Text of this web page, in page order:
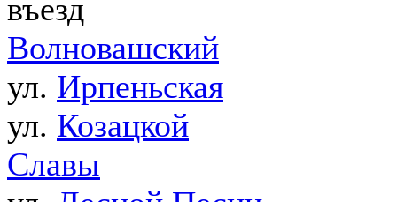
въезд
Волновашский
ул. Ирпеньская
ул. Козацкой
Славы